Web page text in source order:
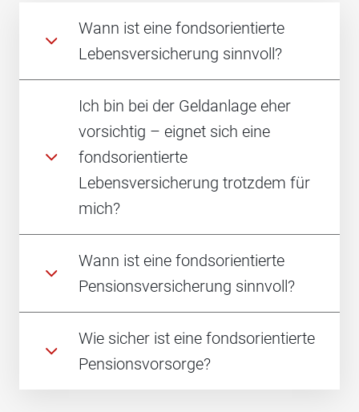
Wann ist eine fondsorientierte
Lebensversicherung sinnvoll?
Ich bin bei der Geldanlage eher
vorsichtig – eignet sich eine
fondsorientierte
Lebensversicherung trotzdem für
mich?
Wann ist eine fondsorientierte
Pensionsversicherung sinnvoll?
Wie sicher ist eine fondsorientierte
Pensionsvorsorge?